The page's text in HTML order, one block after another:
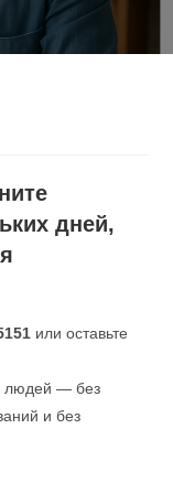
дней,
или оставьте
людей — без
и без